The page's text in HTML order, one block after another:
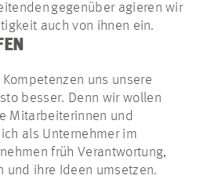
gegenüber agieren wir
auch von ihnen ein.
uns unsere
besser. Denn wir wollen
Mitarbeiterinnen und
als Unternehmer im
früh Verantwortung,
und ihre Ideen umsetzen.